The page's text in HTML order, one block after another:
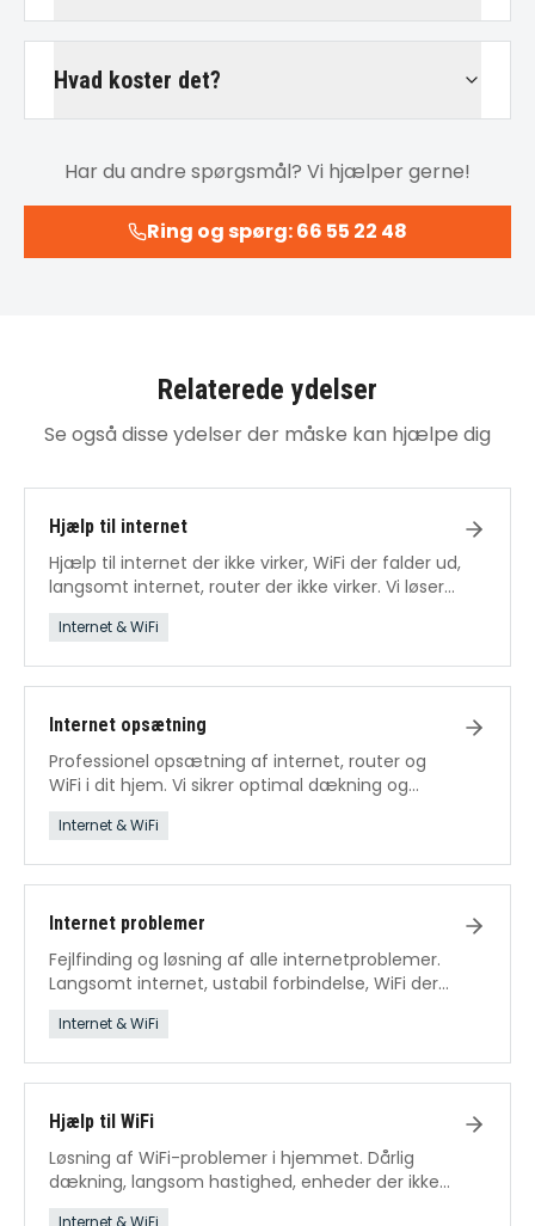
Hvad koster det?
Har du andre spørgsmål? Vi hjælper gerne!
Ring og spørg: 66 55 22 48
Relaterede ydelser
Se også disse ydelser der måske kan hjælpe dig
Hjælp til internet
Hjælp til internet der ikke virker, WiFi der falder ud,
langsomt internet, router der ikke virker. Vi løser
alle internetproblemer.
Internet & WiFi
Internet opsætning
Professionel opsætning af internet, router og
WiFi i dit hjem. Vi sikrer optimal dækning og
hastighed fra dag ét.
Internet & WiFi
Internet problemer
Fejlfinding og løsning af alle internetproblemer.
Langsomt internet, ustabil forbindelse, WiFi der
falder ud – vi fikser det.
Internet & WiFi
Hjælp til WiFi
Løsning af WiFi-problemer i hjemmet. Dårlig
dækning, langsom hastighed, enheder der ikke
kan forbinde.
Internet & WiFi